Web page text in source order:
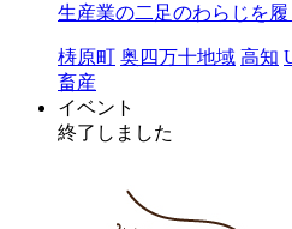
生産業の二足のわらじを
梼原町 奥四万十地域 高知
畜産
イベント
終了しました